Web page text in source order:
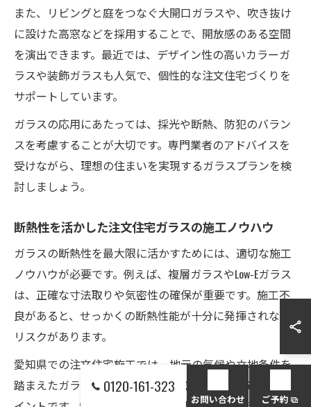
また、リビングと庭をつなぐ大開口ガラスや、吹き抜け
に設けた高窓などを採用することで、開放感のある空間
を演出できます。最近では、デザイン性の高いカラーガ
ラスや装飾ガラスも人気で、個性的な注文住宅づくりを
サポートしています。
ガラスの応用にあたっては、採光や断熱、防犯のバラン
スを考慮することが大切です。専門業者のアドバイスを
受けながら、理想の住まいを実現するガラスプランを検
討しましょう。
断熱性を活かした注文住宅ガラスの施工ノウハウ
ガラスの断熱性を最大限に活かすためには、適切な施工
ノウハウが必要です。例えば、複層ガラスやLow-Eガラス
は、正確な寸法取りや気密性の確保が重要です。施工不
良があると、せっかくの断熱性能が十分に発揮されない
リスクがあります。
愛知県での注文住宅施工では、地元の気候や立地条件を
踏まえたガラス選定と、信頼できる施工業者の選択がポ
0120-161-323
お問い合わせ ご予約